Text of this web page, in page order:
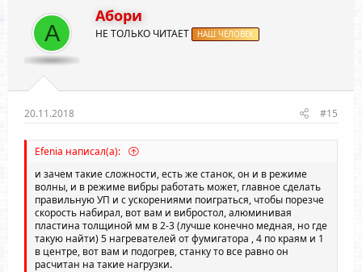
А
Абори
НЕ ТОЛЬКО ЧИТАЕТ НАШ ЧЕЛОВЕК
20.11.2018 #15
Efenia написал(а):
и зачем такие сложности, есть же станок, он и в режиме
волны, и в режиме вибры работать может, главное сделать
правильную УП и с ускорениями поиграться, чтобы порезче
скорость набирал, вот вам и вибростол, алюминивая
пластина толщиной мм в 2-3 (лучше конечно медная, но где
такую найти) 5 нагревателей от фумигатора , 4 по краям и 1
в центре, вот вам и подогрев, станку то все равно он
расчитан на такие нагрузки.